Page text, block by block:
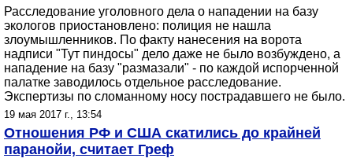
Расследование уголовного дела о нападении на базу
экологов приостановлено: полиция не нашла
злоумышленников. По факту нанесения на ворота
надписи "Тут пиндосы" дело даже не было возбуждено, а
нападение на базу "размазали" - по каждой испорченной
палатке заводилось отдельное расследование.
Экспертизы по сломанному носу пострадавшего не было.
19 мая 2017 г., 13:54
Отношения РФ и США скатились до крайней
паранойи, считает Греф